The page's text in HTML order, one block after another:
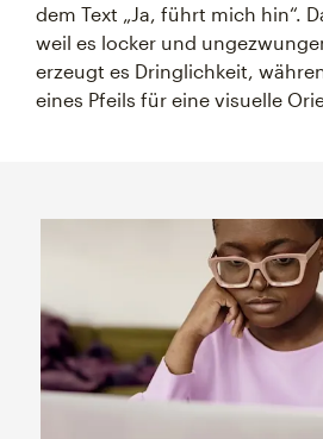
dem Text „Ja, führt mich hin“.
weil es locker und
erzeugt es Dringlichkeit,
eines Pfeils für eine visuelle